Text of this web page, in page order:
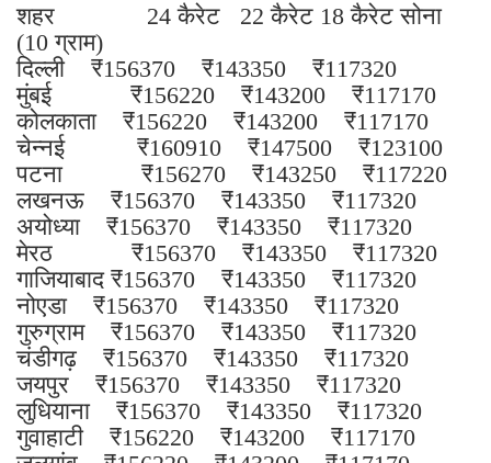
शहर 24 कैरेट 22 कैरेट 18 कैरेट सोना
(10 ग्राम)
दिल्ली ₹156370 ₹143350 ₹117320
मुंबई ₹156220 ₹143200 ₹117170
कोलकाता ₹156220 ₹143200 ₹117170
चेन्नई ₹160910 ₹147500 ₹123100
पटना ₹156270 ₹143250 ₹117220
लखनऊ ₹156370 ₹143350 ₹117320
अयोध्या ₹156370 ₹143350 ₹117320
मेरठ ₹156370 ₹143350 ₹117320
गाजियाबाद ₹156370 ₹143350 ₹117320
नोएडा ₹156370 ₹143350 ₹117320
गुरुग्राम ₹156370 ₹143350 ₹117320
चंडीगढ़ ₹156370 ₹143350 ₹117320
जयपुर ₹156370 ₹143350 ₹117320
लुधियाना ₹156370 ₹143350 ₹117320
गुवाहाटी ₹156220 ₹143200 ₹117170